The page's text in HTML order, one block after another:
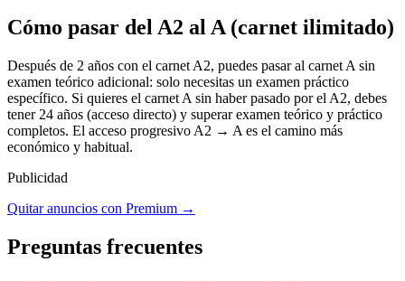
Cómo pasar del A2 al A (carnet ilimitado)
Después de 2 años con el carnet A2, puedes pasar al carnet A sin
examen teórico adicional: solo necesitas un examen práctico
específico. Si quieres el carnet A sin haber pasado por el A2, debes
tener 24 años (acceso directo) y superar examen teórico y práctico
completos. El acceso progresivo A2 → A es el camino más
económico y habitual.
Publicidad
Quitar anuncios con Premium →
Preguntas frecuentes